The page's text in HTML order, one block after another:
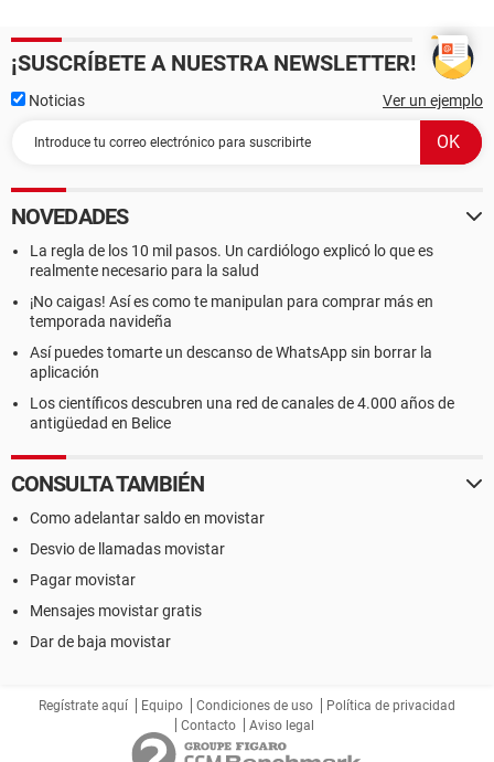
¡SUSCRÍBETE A NUESTRA NEWSLETTER!
Noticias Ver un ejemplo
NOVEDADES
La regla de los 10 mil pasos. Un cardiólogo explicó lo que es
realmente necesario para la salud
¡No caigas! Así es como te manipulan para comprar más en
temporada navideña
Así puedes tomarte un descanso de WhatsApp sin borrar la
aplicación
Los científicos descubren una red de canales de 4.000 años de
antigüedad en Belice
CONSULTA TAMBIÉN
Como adelantar saldo en movistar
Desvio de llamadas movistar
Pagar movistar
Mensajes movistar gratis
Dar de baja movistar
Regístrate aquí Equipo Condiciones de uso
Política de privacidad
Contacto
Aviso legal